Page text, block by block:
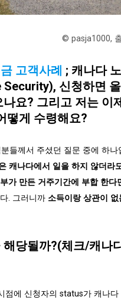
© pasja1000,
고객사례 ; 캐나다
Security), 신청하면
요? 그리고 저는 이
떻게 수령해요?
들께서 주셨던 질문 중에 하나
캐나다에서 일을 하지 않더라
가 만든 거주기간에 부합 한다
. 그러니까 소득이랑 상관이 없
해당될까?(체크/캐나
점에 신청자의 status가 캐나다